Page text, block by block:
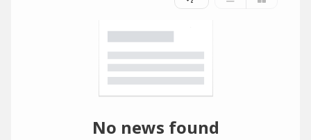
No news found